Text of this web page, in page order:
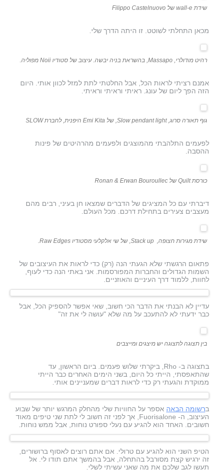
שידת wall-e של Filippo Castelnuovo
מכאן התחלתי לשוטט. זו היתה הדרך שלי.
רהיט מודולרי, Massapo, בהשראת בניה יבשה. עיצוב של סטודיו Noii מפוליה.
אמנם רציתי לראות הכל, אבל החלטתי לתת למזל לכוון אותי. היום
הזה הפך ליום של עונג. ראיתי וראיתי וראיתי.
גוף תאורה סרוג, Slow pendant light, של Emi Kita היפנית, לחברת SLOW
לפעמים התלהבתי מהמוצגים ולפעמים מהרהיטים של פינות
ההסבה.
כורסת Quilt של Ronan & Erwan Bouroullec
דיברתי עם כל המציגים של הדברים שמצאו חן בעיני, רבים מהם
מעצבים צעירים בתחילת דרכם. מכל העולם.
שידת מגירות חצופה, Stack up, של שי אלקלעי מסטודיו Raw Edges.
פתאום הרגשתי שלא הגעתי הנה (רק) כדי לראות את העיצובים של
השמות הגדולים והחברות המפורסמות. אני באתי הנה כדי לעוף,
לחוות, ללמוד דרך העיניים והאוזניים.
עדיין לא הבנתי את הדבר הכי חשוב, שאי אפשר להספיק הכל, אבל
כבר ידעתי לא להתעכב על מה שלא "עושה לי את זה"
בין תצוגה לתצוגה יש מיצגים ומייצבים
בתצוגה ב- Rho, ביקרתי שלוש פעמים. ביום הראשון, עד
שהתאפסתי, הייתי כל היום, בשני הימים האחרים כבר הייתי
ממוקדת והגעתי רק כדי לראות דברים שמעניינים אותי.
ברשומה הבאה אספר על החוויות שלי מהחלק המרגש יותר של שבוע
העיצוב, ה- Fuorisalone, אך לפני זה חשוב לי לתת שני טיפים מאוד
חשובים. האחד הוא להגיע עם נעלי ספורט נוחות, אבל ממש נוחות.
הטיפ השני הוא להגיע עם טרולי. אם אתם רוצים לאסוף ברושורים,
זה ירגיש קצת מסורבל בהתחלה, אבל בהמשך אתם תודו לי. אל
תעשו לגב שלכם את מה שאני עשיתי לשלי.